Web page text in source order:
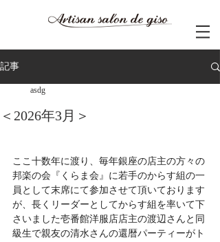
記事
＜2026年3月＞
asdg
ここ十数年に渡り、毎年銀座の店主の方々の
邦楽の会『くらま会』に若手のからす組の一
員として末席にて参加させて頂いております
が、長くリーダーとしてからす組を率いて下
さいました壱番館洋服店店主の渡辺さんと同
級生で親友の清水さんの還暦パーティーがト